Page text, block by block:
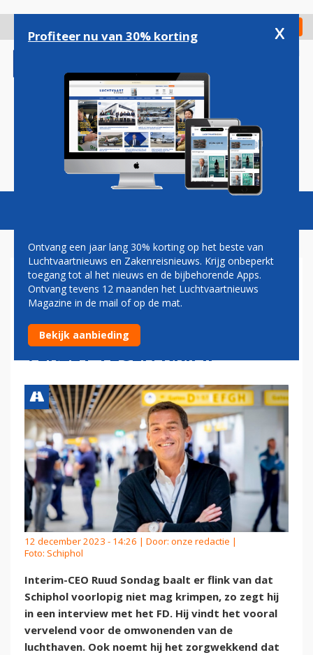
gaan
Check in
Magazine Podcasts Vacatures
INTERIM-SCHIPHOL-TOPMAN
SONDAG: 'LUCHTVAART
SPEELT HOOG SPEL MET
VERZET TEGEN KRIMP'
12 december 2023 - 14:26 | Door: onze redactie |
Foto: Schiphol
Interim-CEO Ruud Sondag baalt er flink van dat
Schiphol voorlopig niet mag krimpen, zo zegt hij
in een interview met het FD. Hij vindt het vooral
vervelend voor de omwonenden van de
luchthaven. Ook noemt hij het zorgwekkend dat
Profiteer nu van 30% korting x
Ontvang een jaar lang 30% korting op het beste van
Luchtvaartnieuws en Zakenreisnieuws. Krijg onbeperkt
toegang tot al het nieuws en de bijbehorende Apps.
Ontvang tevens 12 maanden het Luchtvaartnieuws
Magazine in de mail of op de mat.
Bekijk aanbieding